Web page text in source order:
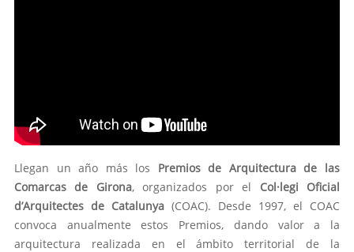
Llegan un año más los Premios de Arquitectura de las
Comarcas de Girona, organizados por el Col·legi Oficial
d’Arquitectes de Catalunya (COAC). Desde 1997, el COAC
convoca anualmente estos Premios, dando valor a la
arquitectura realizada en el ámbito territorial de la